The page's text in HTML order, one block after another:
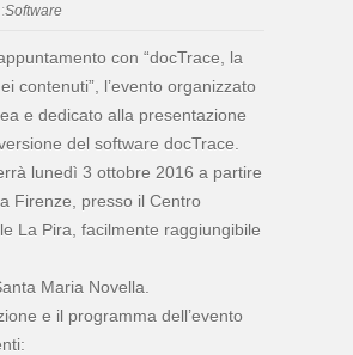
Software
con “docTrace, la
contenuti”, l’evento organizzato
e dedicato alla presentazione
del software docTrace.
lunedì 3 ottobre 2016 a partire
Firenze, presso il Centro
La Pira, facilmente raggiungibile
Maria Novella.
e il programma dell’evento